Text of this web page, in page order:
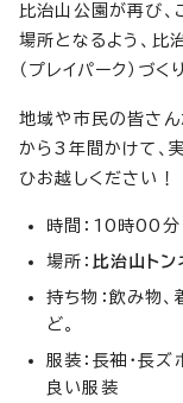
比治山公園が再び
場所となるよう、比
（プレイパーク）づく
地域や市民の皆さん
から3年間かけて、
ひお越しください！
時間：10時00
場所： 比治山ト
持ち物：飲み物、
ど。
服装：長袖・長
良い服装